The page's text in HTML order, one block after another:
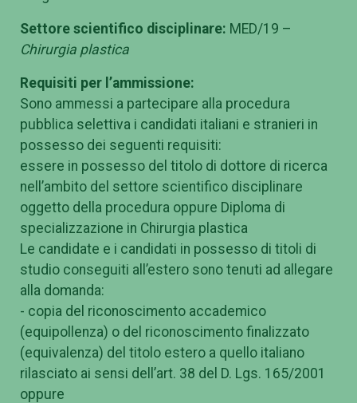
Settore scientifico disciplinare: MED/19 –
Chirurgia plastica
Requisiti per l’ammissione:
Sono ammessi a partecipare alla procedura
pubblica selettiva i candidati italiani e stranieri in
possesso dei seguenti requisiti:
essere in possesso del titolo di dottore di ricerca
nell’ambito del settore scientifico disciplinare
oggetto della procedura oppure Diploma di
specializzazione in Chirurgia plastica
Le candidate e i candidati in possesso di titoli di
studio conseguiti all’estero sono tenuti ad allegare
alla domanda:
- copia del riconoscimento accademico
(equipollenza) o del riconoscimento finalizzato
(equivalenza) del titolo estero a quello italiano
rilasciato ai sensi dell’art. 38 del D. Lgs. 165/2001
oppure